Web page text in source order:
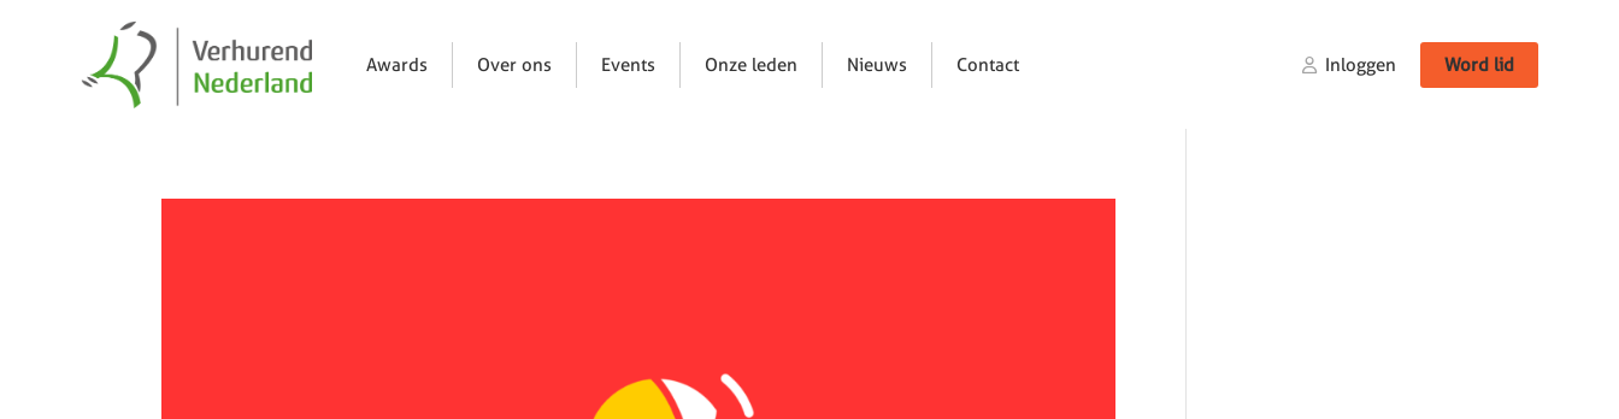
Awards Over ons Events Onze leden Nieuws Contact Inloggen Word lid